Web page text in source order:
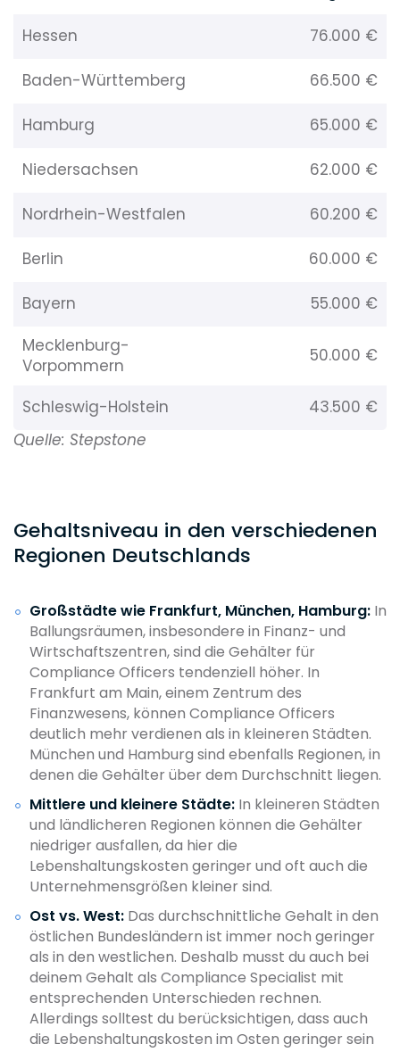
Hessen 76.000 €
Baden-Württemberg 66.500 €
Hamburg 65.000 €
Niedersachsen 62.000 €
Nordrhein-Westfalen 60.200 €
Berlin 60.000 €
Bayern
55.000 €
Mecklenburg-
Vorpommern
50.000 €
Schleswig-Holstein
43.500 €
Quelle: Stepstone
Gehaltsniveau in den verschiedenen
Regionen Deutschlands
Großstädte wie Frankfurt, München, Hamburg: In
Ballungsräumen, insbesondere in Finanz- und
Wirtschaftszentren, sind die Gehälter für
Compliance Officers tendenziell höher. In
Frankfurt am Main, einem Zentrum des
Finanzwesens, können Compliance Officers
deutlich mehr verdienen als in kleineren Städten.
München und Hamburg sind ebenfalls Regionen, in
denen die Gehälter über dem Durchschnitt liegen.
Mittlere und kleinere Städte: In kleineren Städten
und ländlicheren Regionen können die Gehälter
niedriger ausfallen, da hier die
Lebenshaltungskosten geringer und oft auch die
Unternehmensgrößen kleiner sind.
Ost vs. West: Das durchschnittliche Gehalt in den
östlichen Bundesländern ist immer noch geringer
als in den westlichen. Deshalb musst du auch bei
deinem Gehalt als Compliance Specialist mit
entsprechenden Unterschieden rechnen.
Allerdings solltest du berücksichtigen, dass auch
die Lebenshaltungskosten im Osten geringer sein